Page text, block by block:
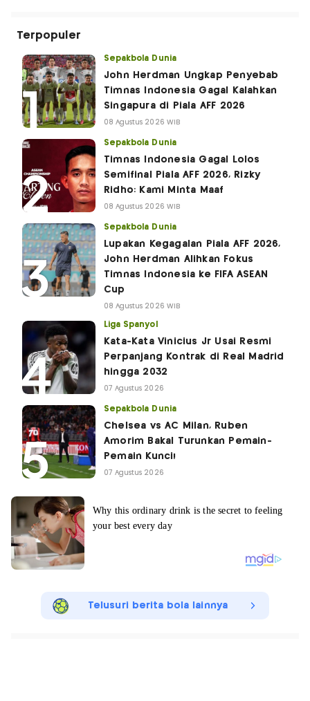
Terpopuler
Sepakbola Dunia
John Herdman Ungkap Penyebab
Timnas Indonesia Gagal Kalahkan
Singapura di Piala AFF 2026
08 Agustus 2026 WIB
Sepakbola Dunia
Timnas Indonesia Gagal Lolos
Semifinal Piala AFF 2026, Rizky
Ridho: Kami Minta Maaf
08 Agustus 2026 WIB
Sepakbola Dunia
Lupakan Kegagalan Piala AFF 2026,
John Herdman Alihkan Fokus
Timnas Indonesia ke FIFA ASEAN
Cup
08 Agustus 2026 WIB
Liga Spanyol
Kata-Kata Vinicius Jr Usai Resmi
Perpanjang Kontrak di Real Madrid
hingga 2032
07 Agustus 2026
Sepakbola Dunia
Chelsea vs AC Milan, Ruben
Amorim Bakal Turunkan Pemain-
Pemain Kunci!
07 Agustus 2026
Telusuri berita bola lainnya